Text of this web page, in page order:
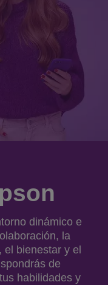
dinámico e
la
bienestar y el
de
habilidades y